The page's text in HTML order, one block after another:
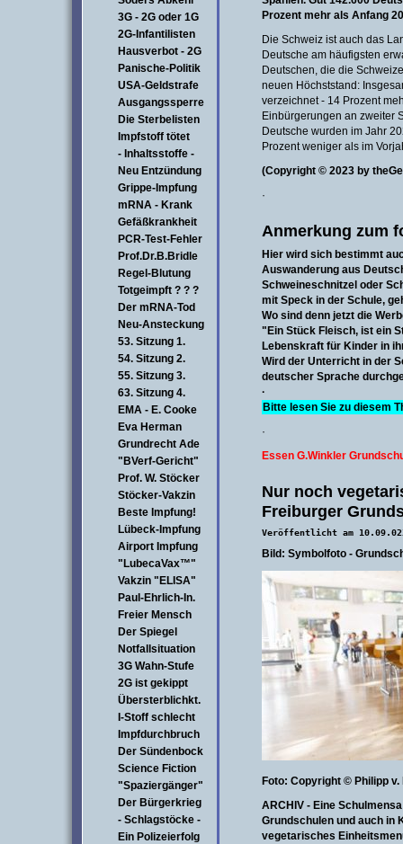
3G - 2G oder 1G
2G-Infantilisten
Hausverbot - 2G
Panische-Politik
USA-Geldstrafe
Ausgangssperre
Die Sterbelisten
Impfstoff tötet
- Inhaltsstoffe -
Neu Entzündung
Grippe-Impfung
mRNA - Krank
Gefäßkrankheit
PCR-Test-Fehler
Prof.Dr.B.Bridle
Regel-Blutung
Totgeimpft ? ? ?
Der mRNA-Tod
Neu-Ansteckung
53. Sitzung 1.
54. Sitzung 2.
55. Sitzung 3.
63. Sitzung 4.
EMA - E. Cooke
Eva Herman
Grundrecht Ade
"BVerf-Gericht"
Prof. W. Stöcker
Stöcker-Vakzin
Beste Impfung!
Lübeck-Impfung
Airport Impfung
"LubecaVax™"
Vakzin "ELISA"
Paul-Ehrlich-In.
Freier Mensch
Der Spiegel
Notfallsituation
3G Wahn-Stufe
2G ist gekippt
Übersterblichkt.
I-Stoff schlecht
Impfdurchbruch
Der Sündenbock
Science Fiction
"Spaziergänger"
Der Bürgerkrieg
- Schlagstöcke -
Ein Polizeierfolg
Prozent mehr als Anfang
Die Schweiz ist auch das
Deutsche am häufigsten
Deutschen, die die
neuen Höchststand:
verzeichnet - 14 Prozent
Einbürgerungen an zweiter
Deutsche wurden im Jahr
Prozent weniger als im
(Copyright © 2023 by
·
Anmerkung zum
Hier wird sich bestimmt
Auswanderung aus
Schweineschnitzel oder
mit Speck in der Schule,
Wo sind denn jetzt die
"Ein Stück Fleisch, ist ein
Lebenskraft für Kinder in
Wird der Unterricht in der
deutscher Sprache
·
Bitte lesen Sie zu diesem
·
Essen G.Winkler
Nur noch
Freiburger
Veröffentlicht am
Bild: Symbolfoto -
Foto: Copyright © Philipp
ARCHIV - Eine
Grundschulen und auch in
vegetarisches